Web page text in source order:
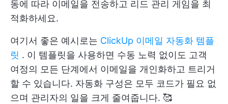
동에 따라 이메일을 전송하고 리드 관리 게임을 최
적화하세요.
여기서 좋은 예시로는 ClickUp 이메일 자동화 템플
릿 . 이 템플릿을 사용하면 수동 노력 없이도 고객
여정의 모든 단계에서 이메일을 개인화하고 트리거
할 수 있습니다. 자동화 구성은 모두 코드가 필요 없
으며 관리자의 일을 크게 줄여줍니다. 🥰